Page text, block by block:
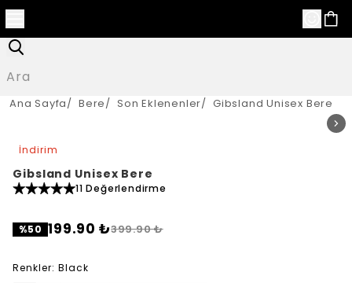
Ana Sayfa/ Bere/ Son Eklenenler/ Gibsland Unisex Bere
İndirim
Gibsland Unisex Bere
11 Değerlendirme
%50 199.90 ₺399.90 ₺
Renkler: Black